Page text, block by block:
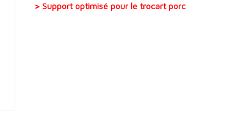
> Support optimisé pour le trocart porc